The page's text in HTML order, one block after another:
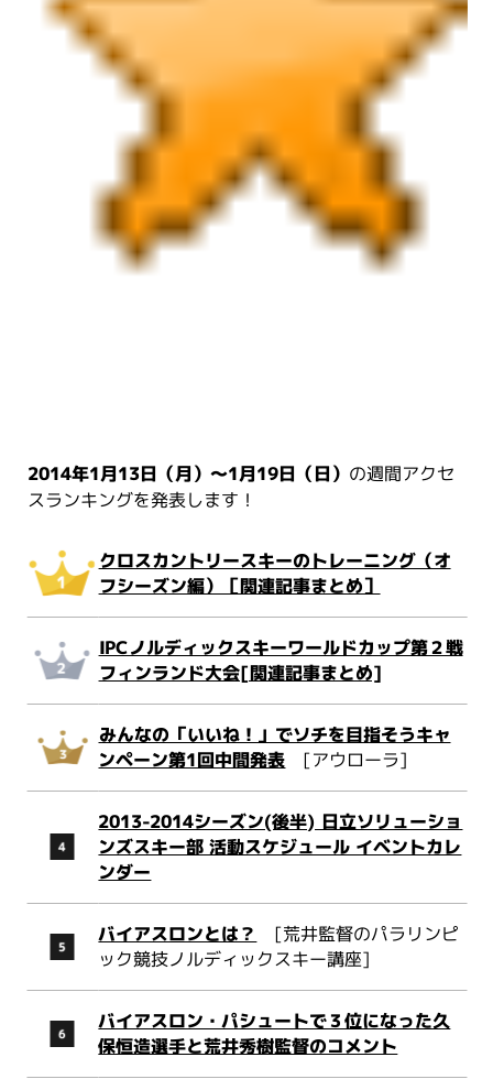
2014年1月13日（月）～1月19日（日） の週間アクセ
スランキングを発表します！
クロスカントリースキーのトレーニング（オ
フシーズン編）［関連記事まとめ］
IPCノルディックスキーワールドカップ第２戦
フィンランド大会[関連記事まとめ]
みんなの「いいね！」でソチを目指そうキャ
ンペーン第1回中間発表 [アウローラ]
2013-2014シーズン(後半) 日立ソリューショ
ンズスキー部 活動スケジュール イベントカレ
ンダー
バイアスロンとは？ [荒井監督のパラリンピ
ック競技ノルディックスキー講座]
バイアスロン・パシュートで３位になった久
保恒造選手と荒井秀樹監督のコメント